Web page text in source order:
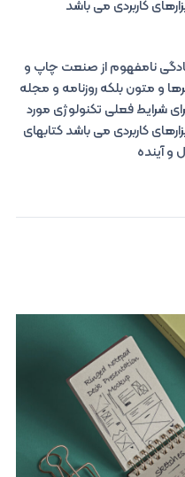
کاربردی می باشد
نامفهوم از صنعت چاپ و
و متون بلکه روزنامه و مجله
شرایط فعلی تکنولوژی مورد
کاربردی می باشد کتابهای
آینده